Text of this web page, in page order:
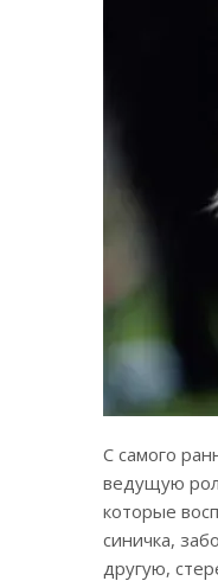
С самого
ведущую
которые
синичка,
другую,